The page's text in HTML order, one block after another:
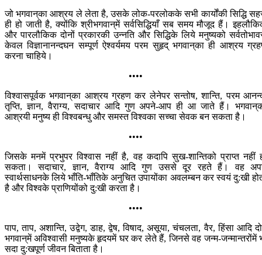
जो भगवान‍्का आश्रय ले लेता है, उसके लोक-परलोकके सभी कार्योंकी सिद्धि
ही हो जाती है, क्योंकि श्रीभगवान‍्में सर्वसिद्धियाँ सब समय मौजूद हैं।
और पारलौकिक दोनों प्रकारकी उन्नति और सिद्धिके लिये मनुष्यको
केवल विज्ञानानन्दघन सम्पूर्ण ऐश्वर्यमय परम सुहृद् भगवान‍्का ही आश्रय
करना चाहिये।
••••
विश्वासपूर्वक भगवान‍्का आश्रय ग्रहण कर लेनेपर सन्तोष, शान्ति, परम
तृप्ति, ज्ञान, वैराग्य, सदाचार आदि गुण अपने-आप ही आ जाते हैं।
आश्रयी मनुष्य ही विश्वबन्धु और समस्त विश्वका सच्चा सेवक बन सकता है।
••••
जिसके मनमें प्रभुपर विश्वास नहीं है, वह कदापि सुख-शान्तिको प्राप्त नहीं
सकता। सदाचार, ज्ञान, वैराग्य आदि गुण उससे दूर रहते हैं। वह
स्वार्थसाधनके लिये भाँति-भाँतिके अनुचित उपायोंका अवलम्बन कर स्वयं दु:खी
है और विश्वके प्राणियोंको दु:खी करता है।
••••
पाप, ताप, अशान्ति, उद्वेग, डाह, द्वेष, विषाद, असूया, चंचलता, वैर, हिंसा आदि
भगवान‍्में अविश्वासी मनुष्यके हृदयमें घर कर लेते हैं, जिनसे वह जन्म-जन्मान्तरोंमें
सदा दु:खपूर्ण जीवन बिताता है।